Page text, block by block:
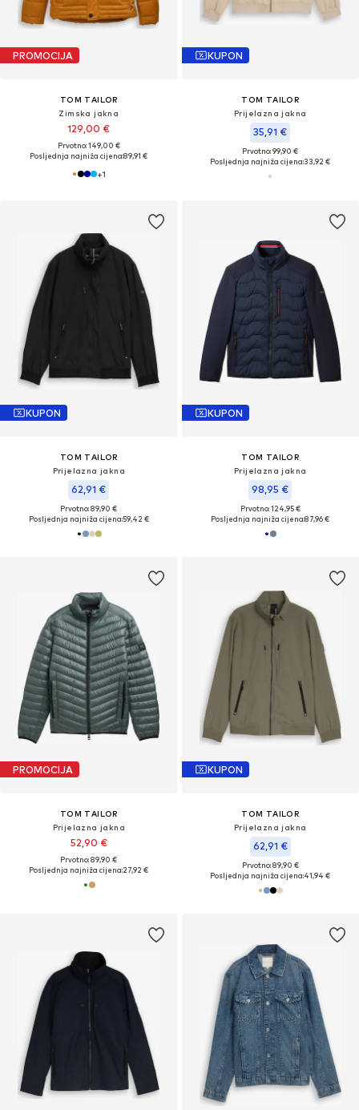
PROMOCIJA
TOM TAILOR
Zimska jakna
129,00 €
Prvotno: 149,00 €
Posljednja najniža cijena:89,91 €
+1
KUPON
TOM TAILOR
Prijelazna jakna
35,91 €
Prvotno: 99,90 €
Posljednja najniža cijena:33,92 €
KUPON
TOM TAILOR
Prijelazna jakna
62,91 €
Prvotno: 89,90 €
Posljednja najniža cijena:59,42 €
KUPON
TOM TAILOR
Prijelazna jakna
98,95 €
Prvotno: 124,95 €
Posljednja najniža cijena:87,96 €
PROMOCIJA
TOM TAILOR
Prijelazna jakna
52,90 €
Prvotno: 89,90 €
Posljednja najniža cijena:27,92 €
KUPON
TOM TAILOR
Prijelazna jakna
62,91 €
Prvotno: 89,90 €
Posljednja najniža cijena:41,94 €